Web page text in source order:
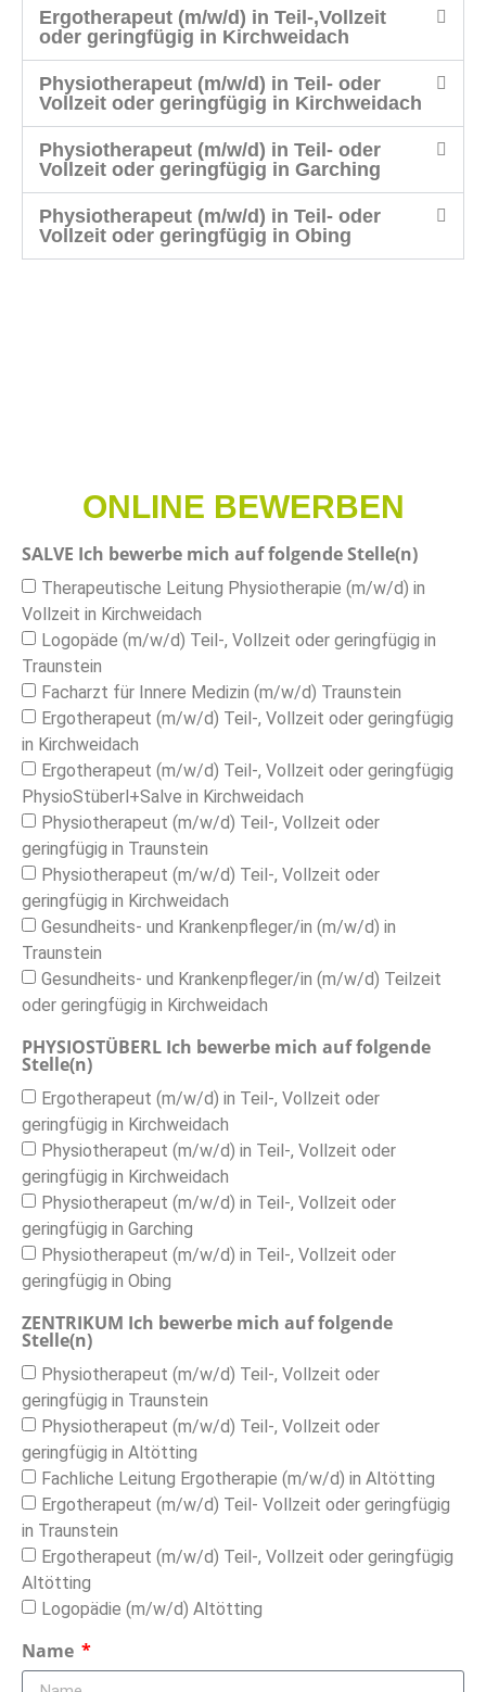
Ergotherapeut (m/w/d) in Teil-,Vollzeit
oder geringfügig in Kirchweidach
Physiotherapeut (m/w/d) in Teil- oder
Vollzeit oder geringfügig in Kirchweidach
Physiotherapeut (m/w/d) in Teil- oder
Vollzeit oder geringfügig in Garching
Physiotherapeut (m/w/d) in Teil- oder
Vollzeit oder geringfügig in Obing
ONLINE BEWERBEN
SALVE Ich bewerbe mich auf folgende Stelle(n)
Therapeutische Leitung Physiotherapie (m/w/d) in
Vollzeit in Kirchweidach
Logopäde (m/w/d) Teil-, Vollzeit oder geringfügig in
Traunstein
Facharzt für Innere Medizin (m/w/d) Traunstein
Ergotherapeut (m/w/d) Teil-, Vollzeit oder geringfügig
in Kirchweidach
Ergotherapeut (m/w/d) Teil-, Vollzeit oder geringfügig
PhysioStüberl+Salve in Kirchweidach
Physiotherapeut (m/w/d) Teil-, Vollzeit oder
geringfügig in Traunstein
Physiotherapeut (m/w/d) Teil-, Vollzeit oder
geringfügig in Kirchweidach
Gesundheits- und Krankenpfleger/in (m/w/d) in
Traunstein
Gesundheits- und Krankenpfleger/in (m/w/d) Teilzeit
oder geringfügig in Kirchweidach
PHYSIOSTÜBERL Ich bewerbe mich auf folgende
Stelle(n)
Ergotherapeut (m/w/d) in Teil-, Vollzeit oder
geringfügig in Kirchweidach
Physiotherapeut (m/w/d) in Teil-, Vollzeit oder
geringfügig in Kirchweidach
Physiotherapeut (m/w/d) in Teil-, Vollzeit oder
geringfügig in Garching
Physiotherapeut (m/w/d) in Teil-, Vollzeit oder
geringfügig in Obing
ZENTRIKUM Ich bewerbe mich auf folgende
Stelle(n)
Physiotherapeut (m/w/d) Teil-, Vollzeit oder
geringfügig in Traunstein
Physiotherapeut (m/w/d) Teil-, Vollzeit oder
geringfügig in Altötting
Fachliche Leitung Ergotherapie (m/w/d) in Altötting
Ergotherapeut (m/w/d) Teil- Vollzeit oder geringfügig
in Traunstein
Ergotherapeut (m/w/d) Teil-, Vollzeit oder geringfügig
Altötting
Logopädie (m/w/d) Altötting
Name